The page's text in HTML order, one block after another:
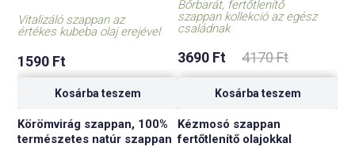
Vitalizáló szappan az
értékes kubeba olaj erejével
1590 Ft
Kosárba teszem
Bőrbarát, fertőtlenítő
szappan kollekció az egész
családnak
4170Ft
price
4170 Ft.
3690 Ft
price
3690 Ft.
Kosárba teszem
Körömvirág szappan, 100%
természetes natúr szappan
Kézmosó szappan
fertőtlenítő olajokkal